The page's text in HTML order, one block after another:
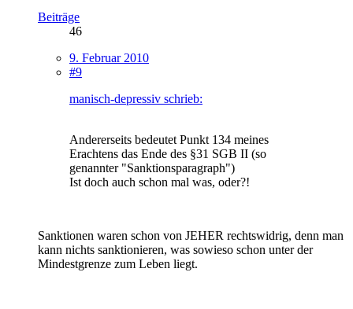
Beiträge
46
9. Februar 2010
#9
manisch-depressiv schrieb:
Andererseits bedeutet Punkt 134 meines
Erachtens das Ende des §31 SGB II (so
genannter "Sanktionsparagraph")
Ist doch auch schon mal was, oder?!
Sanktionen waren schon von JEHER rechtswidrig, denn man
kann nichts sanktionieren, was sowieso schon unter der
Mindestgrenze zum Leben liegt.